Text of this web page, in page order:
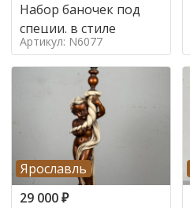
Набор баночек под
специи. в стиле
Артикул: N6077
Ярославль
29 000₽